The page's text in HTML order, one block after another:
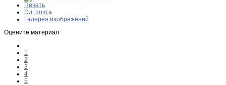
Печать
Эл. почта
Галерея изображений
Оцените материал
1
2
3
4
5